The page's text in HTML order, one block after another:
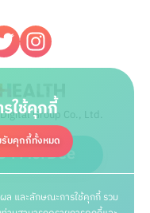
MorDee
ใช้คุกกี้
บคุกกี้ทั้งหมด
ล และลักษณะการใช้คุกกี้ รวม
Group Co., Ltd.